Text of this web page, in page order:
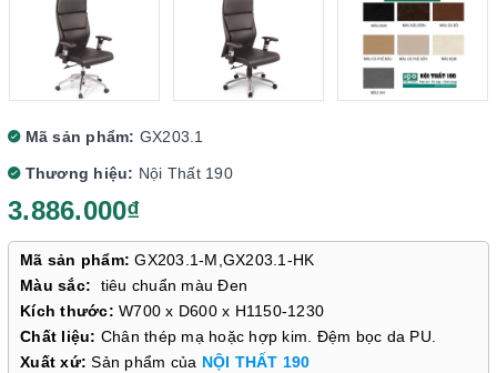
Mã sản phẩm: GX203.1
Thương hiệu: Nội Thất 190
3.886.000₫
Mã sản phẩm: GX203.1-M,GX203.1-HK
Màu sắc: tiêu chuẩn màu Đen
Kích thước: W700 x D600 x H1150-1230
Chất liệu: Chân thép mạ hoặc hợp kim. Đệm bọc da PU.
Xuất xứ: Sản phẩm của NỘI THẤT 190